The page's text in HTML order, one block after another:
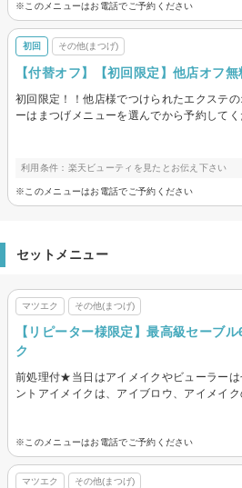
※このメニューはお電話でご予約ください
初回 その他(まつげ)
【付替オフ】【初回限定】他店オフ無
初回限定！！他店様でつけられたエクステ
ーはまつげメニューを選んでから予約して
利用条件：楽天ビューティを見たとお伝え下さい
※このメニューはお電話でご予約ください
セットメニュー
マツエク その他(まつげ)
【リピーター様限定】最高級セーブ
ク
前処理付★当日はアイメイクやビューラー
ントアイメイクは、アイブロウ、アイメイク
※このメニューはお電話でご予約ください
マツエク その他(まつげ)